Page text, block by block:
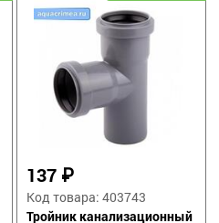
137 ₽
Код товара: 403743
Тройник канализационный